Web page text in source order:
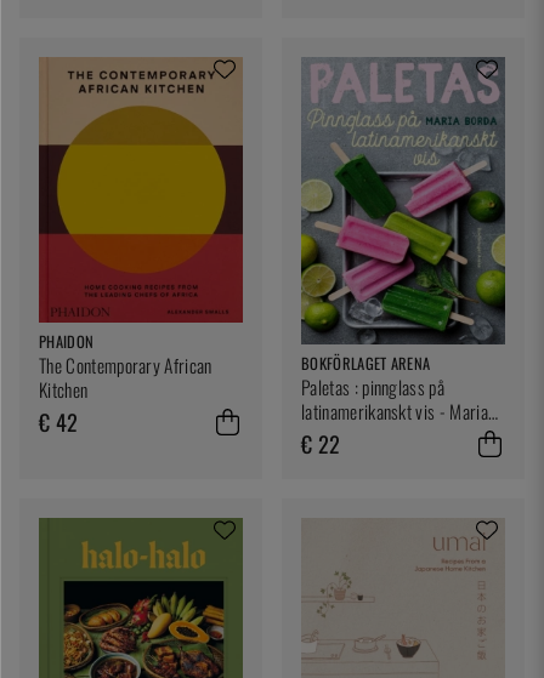
PHAIDON
The Contemporary African
Kitchen
€ 42
BOKFÖRLAGET ARENA
Paletas : pinnglass på
latinamerikanskt vis - Maria
Borda
€ 22